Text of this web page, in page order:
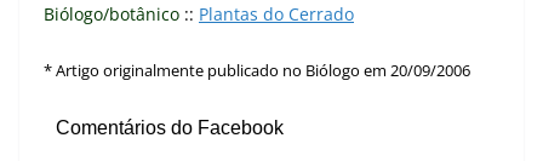
Biólogo/botânico :: Plantas do Cerrado
* Artigo originalmente publicado no Biólogo em 20/09/2006
Comentários do Facebook